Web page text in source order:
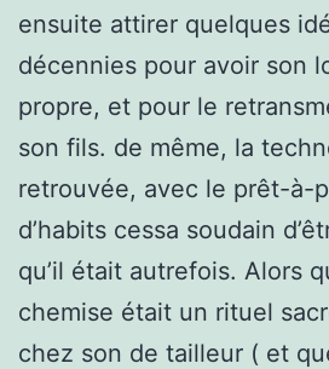
ensuite attirer quelques
décennies pour avoir son
propre, et pour le
son fils. de même, la
retrouvée, avec le prêt-à-
d’habits cessa soudain
qu’il était autrefois. Alors
chemise était un rituel
chez son de tailleur ( et